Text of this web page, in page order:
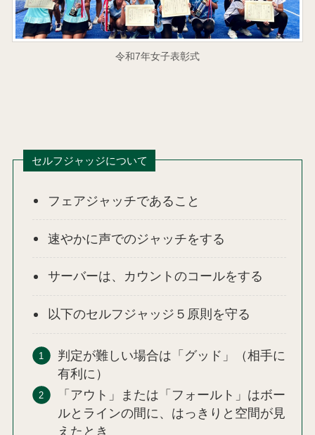
令和7年女子表彰式
セルフジャッジについて
フェアジャッチであること
速やかに声でのジャッチをする
サーバーは、カウントのコールをする
以下のセルフジャッジ５原則を守る
判定が難しい場合は「グッド」（相手に
有利に）
「アウト」または「フォールト」はボー
ルとラインの間に、はっきりと空間が見
えたとき